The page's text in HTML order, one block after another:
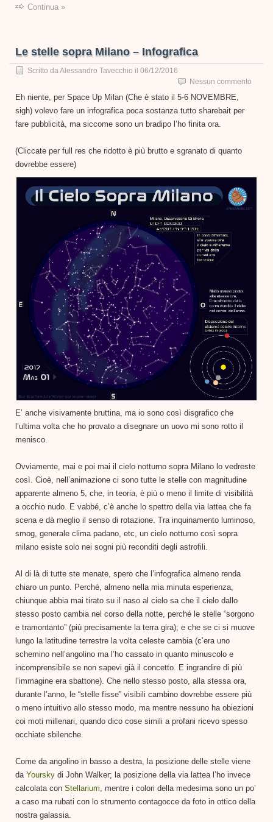
Continua »
Le stelle sopra Milano – Infografica
Scritto da Alessandro Tavecchio il 06/12/2016
Nessun commento
Eh niente, per Space Up Milan (Che è stato il 5-6 NOVEMBRE,
sigh) volevo fare un infografica poca sostanza tutto sharebait per
fare pubblicità, ma siccome sono un bradipo l’ho finita ora.
(Cliccate per full res che ridotto è più brutto e sgranato di quanto
dovrebbe essere)
E’ anche visivamente bruttina, ma io sono così disgrafico che
l’ultima volta che ho provato a disegnare un uovo mi sono rotto il
menisco.
Ovviamente, mai e poi mai il cielo notturno sopra Milano lo vedreste
così. Cioè, nell’animazione ci sono tutte le stelle con magnitudine
apparente almeno 5, che, in teoria, è più o meno il limite di visibilità
a occhio nudo. E vabbé, c’è anche lo spettro della via lattea che fa
scena e dà meglio il senso di rotazione. Tra inquinamento luminoso,
smog, generale clima padano, etc, un cielo notturno così sopra
milano esiste solo nei sogni più reconditi degli astrofili.
Al di là di tutte ste menate, spero che l’infografica almeno renda
chiaro un punto. Perché, almeno nella mia minuta esperienza,
chiunque abbia mai tirato su il naso al cielo sa che il cielo dallo
stesso posto cambia nel corso della notte, perché le stelle “sorgono
e tramontanto” (più precisamente la terra gira); e che se ci si muove
lungo la latitudine terrestre la volta celeste cambia (c’era uno
schemino nell’angolino ma l’ho cassato in quanto minuscolo e
incomprensibile se non sapevi già il concetto. E ingrandire di più
l’immagine era sbattone). Che nello stesso posto, alla stessa ora,
durante l’anno, le “stelle fisse” visibili cambino dovrebbe essere più
o meno intuitivo allo stesso modo, ma mentre nessuno ha obiezioni
coi moti millenari, quando dico cose simili a profani ricevo spesso
occhiate sbilenche.
Come da angolino in basso a destra, la posizione delle stelle viene
da Yoursky di John Walker; la posizione della via lattea l’ho invece
calcolata con Stellarium , mentre i colori della medesima sono un po’
a caso ma rubati con lo strumento contagocce da foto in ottico della
nostra galassia.